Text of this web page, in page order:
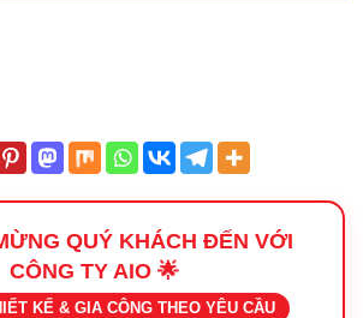
QUÝ KHÁCH ĐẾN VỚI
CÔNG TY AIO 🌟
KẾ & GIA CÔNG THEO YÊU CẦU